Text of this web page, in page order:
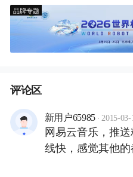
品牌专题
评论区
新用户65985 · 2015-03-
网易云音乐，推
线快，感觉其他